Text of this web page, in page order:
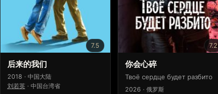
7.5
后来的我们
2018 · 中国大陆
刘若英 · 中国台湾省
7.2
你会心碎
Твоё сердце будет разбито
2026 · 俄罗斯